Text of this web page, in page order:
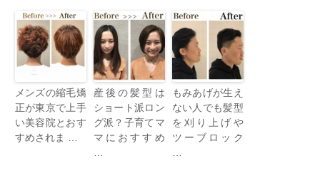
メンズの縮毛矯
正が東京で上手
い美容院とおす
すめされま …
産後の髪型は
ショート派ロン
グ派？子育てマ
マにおすすめ
…
もみあげが生え
ない人でも髪型
を刈り上げや
ツーブロック
…